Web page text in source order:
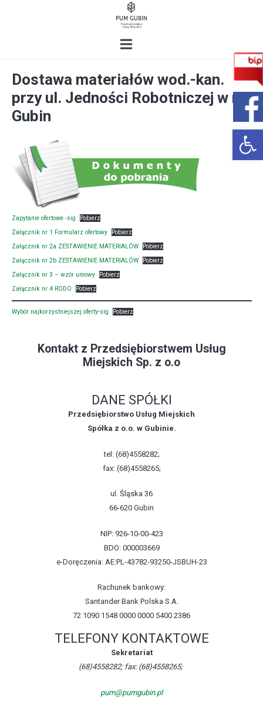
Dostawa materiałów wod.-kan.
przy ul. Jedności Robotniczej w m.
Gubin
Zapytanie ofertowe -sig
Pobierz
Załącznik nr 1 Formularz ofertowy
Pobierz
Załącznik nr 2a ZESTAWIENIE MATERIALÓW
Pobierz
Załącznik nr 2b ZESTAWIENIE MATERIALÓW
Pobierz
Załącznik nr 3 – wzór umowy
Pobierz
Załącznik nr 4 RODO
Pobierz
Wybór najkorzystniejszej oferty-sig Pobierz
Kontakt z Przedsiębiorstwem Usług
Miejskich Sp. z o.o
DANE SPÓŁKI
Przedsiębiorstwo Usług Miejskich
Spółka z o.o. w Gubinie.
tel: (68)4558282;
fax: (68)4558265;
ul. Śląska 36
66-620 Gubin
NIP: 926-10-00-423
BDO: 000003669
e-Doręczenia: AE:PL-43782-93250-JSBUH-23
Rachunek bankowy:
Santander Bank Polska S.A.
72 1090 1548 0000 0000 5400 2386
TELEFONY KONTAKTOWE
Sekretariat
(68)4558282; fax: (68)4558265;
pum@pumgubin.pl